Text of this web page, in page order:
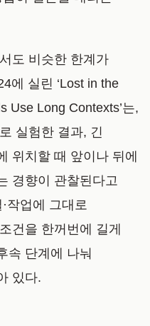
도 비슷한 한계가
에 실린 ‘Lost in the
Use Long Contexts’는,
실험한 결과, 긴
위치할 때 앞이나 뒤에
경향이 관찰된다고
작업에 그대로
건을 한꺼번에 길게
속 단계에 나눠
있다.